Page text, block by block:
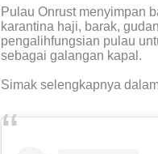
Pulau Onrust menyimpan
karantina haji, barak,
pengalihfungsian pulau
sebagai galangan kapal.
Simak selengkapnya